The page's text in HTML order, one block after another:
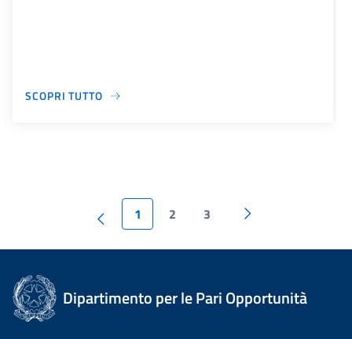
SCOPRI TUTTO
1 2 3
Dipartimento per le Pari Opportunità